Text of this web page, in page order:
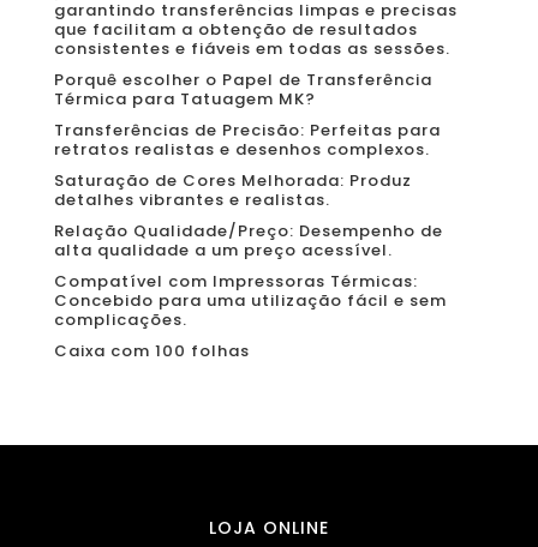
garantindo transferências limpas e precisas
que facilitam a obtenção de resultados
consistentes e fiáveis ​​em todas as sessões.
Porquê escolher o Papel de Transferência
Térmica para Tatuagem MK?
Transferências de Precisão: Perfeitas para
retratos realistas e desenhos complexos.
Saturação de Cores Melhorada: Produz
detalhes vibrantes e realistas.
Relação Qualidade/Preço: Desempenho de
alta qualidade a um preço acessível.
Compatível com Impressoras Térmicas:
Concebido para uma utilização fácil e sem
complicações.
Caixa com 100 folhas
LOJA ONLINE